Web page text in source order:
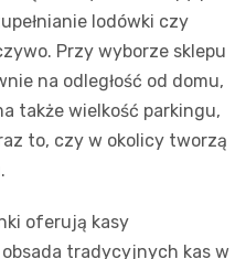
lodówki czy
Przy wyborze sklepu
na odległość od domu,
także wielkość parkingu,
to, czy w okolicy tworzą
oferują kasy
obsada tradycyjnych kas w